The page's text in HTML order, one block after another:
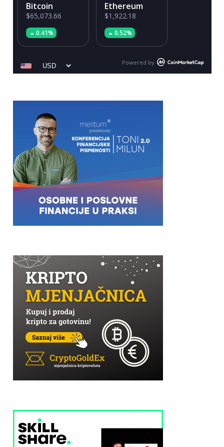
Bitcoin
$65,073.66
0.41%
Ethereum
$1,922.18
0.52%
Powered by